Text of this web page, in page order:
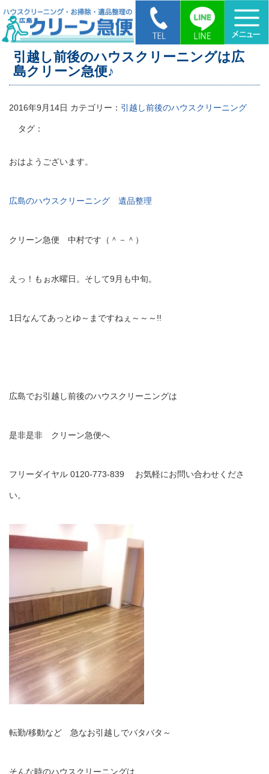
HOME > 引越し前後のハウスクリーニングは広島クリーン急便♪
引越し前後のハウスクリーニングは広
島クリーン急便♪
2016年9月14日 カテゴリー： 引越し前後のハウスクリーニング
タグ：
おはようございます。
広島のハウスクリーニング 遺品整理
クリーン急便 中村です（＾－＾）
えっ！もぉ水曜日。そして9月も中旬。
1日なんてあっとゆ～まですねぇ～～～!!
広島でお引越し前後のハウスクリーニングは
是非是非 クリーン急便へ
フリーダイヤル 0120-773-839 お気軽にお問い合わせくださ
い。
転勤/移動など 急なお引越しでバタバタ～
そんな時のハウスクリーニングは